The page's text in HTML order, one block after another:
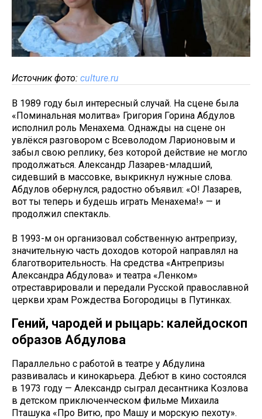
Источник фото: culture.ru
В 1989 году был интересный случай. На сцене была
«Поминальная молитва» Григория Горина Абдулов
исполнил роль Менахема. Однажды на сцене он
увлёкся разговором с Всеволодом Ларионовым и
забыл свою реплику, без которой действие не могло
продолжаться. Александр Лазарев-младший,
сидевший в массовке, выкрикнул нужные слова.
Абдулов обернулся, радостно объявил: «О! Лазарев,
вот ты теперь и будешь играть Менахема!» — и
продолжил спектакль.
В 1993-м он организовал собственную антрепризу,
значительную часть доходов которой направлял на
благотворительность. На средства «Антрепризы
Александра Абдулова» и театра «Ленком»
отреставрировали и передали Русской православной
церкви храм Рождества Богородицы в Путинках.
Гений, чародей и рыцарь: калейдоскоп
образов Абдулова
Параллельно с работой в театре у Абдулина
развивалась и кинокарьера. Дебют в кино состоялся
в 1973 году — Александр сыграл десантника Козлова
в детском приключенческом фильме Михаила
Пташука «Про Витю, про Машу и морскую пехоту».